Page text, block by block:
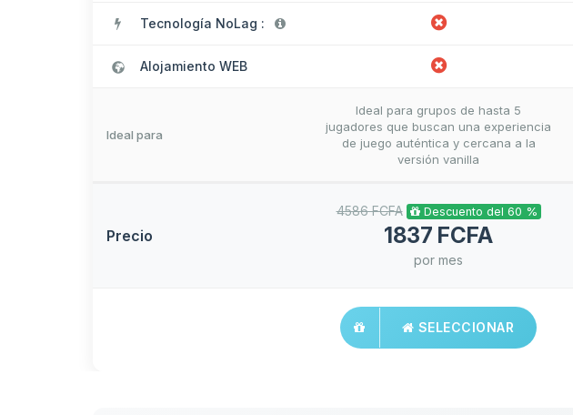
Tecnología NoLag :
Alojamiento WEB
Ideal para
Ideal para grupos de hasta 5
jugadores que buscan una experiencia
de juego auténtica y cercana a la
versión vanilla
Precio
4586 FCFA Descuento del 60 %
1837 FCFA
por mes
SELECCIONAR